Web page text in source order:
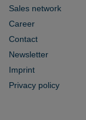
Sales network
Career
Contact
Newsletter
Imprint
Privacy policy